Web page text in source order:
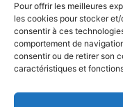
Pour offrir les meilleures
les cookies pour stocker
consentir à ces
comportement de
consentir ou de retirer son
caractéristiques et